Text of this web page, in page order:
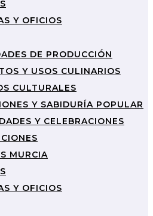
Y OFICIOS
DE PRODUCCIÓN
Y USOS CULINARIOS
CULTURALES
Y SABIDURÍA POPULAR
Y CELEBRACIONES
MURCIA
Y OFICIOS